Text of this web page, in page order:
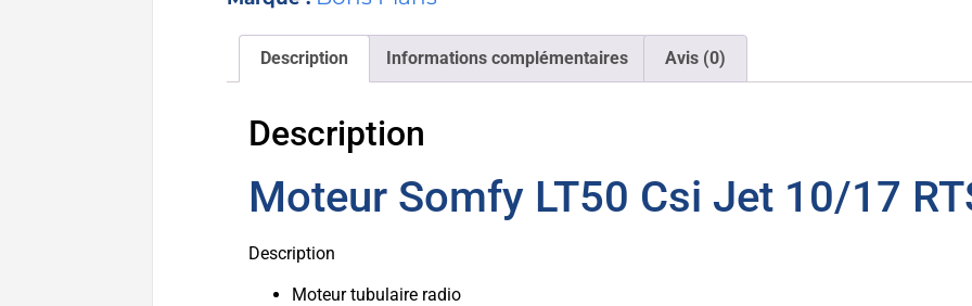
Description Informations complémentaires Avis (0)
Description
Moteur Somfy LT50 Csi Jet 10/17
Description
Moteur tubulaire radio